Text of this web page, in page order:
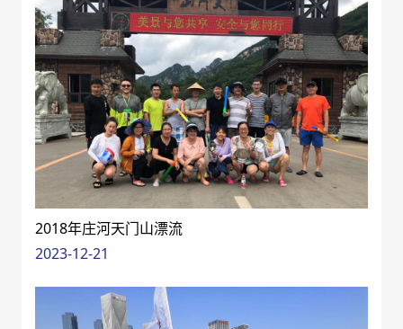
2018年庄河天门山漂流
2023-12-21